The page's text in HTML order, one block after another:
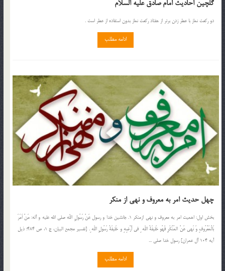
گلچین احادیث امام صادق علیه السلام
دو رکعت نماز با عطر زدن برتر از هفتاد رکعت نماز بدون استفاده از عطر است .
ادامه مطلب
چهل حدیث امر به معروف و نهی از منکر
بخش اول: اهميت امر به معروف و نهى ازمنكر 1. جانشين خدا و رسول عَنْ رَسُولِ اللّه صلي الله عليه و آله: مَنْ اَمَرَ
بَالْمَعْرُوفِ وَ نَهى عَنْ المُنْكَرِ فَهُو خَليفَةُ اللّه ِ فى أَرْضِهِ و خَليفَةُ رَسُولِ اللّه ِ. [تفسير مجمع البيان، ج 1، ص 484؛ ذيل
آيه 104 آل عمران] رسول خدا صلي ...
ادامه مطلب